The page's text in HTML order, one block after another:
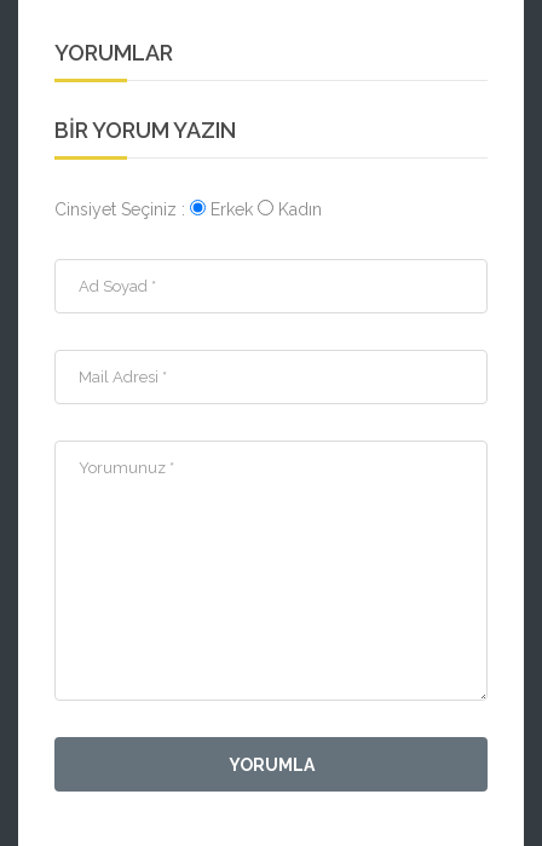
YORUMLAR
BIR YORUM YAZIN
Cinsiyet Seçiniz : Erkek Kadın
Ad Soyad *
Mail Adresi *
Yorumunuz *